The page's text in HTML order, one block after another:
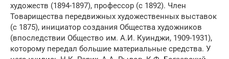
художеств (1894-1897), профессор (с 1892). Член
Товарищества передвижных художественных выставок
(с 1875), инициатор создания Общества художников
(впоследствии Общество им. А.И. Куинджи, 1909-1931),
которому передал большие материальные средства. У